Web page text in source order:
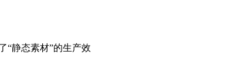
“静态素材”的生产效